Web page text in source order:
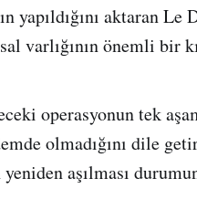
yapıldığını aktaran
varlığının önemli bir
operasyonun tek
olmadığını dile
aşılması